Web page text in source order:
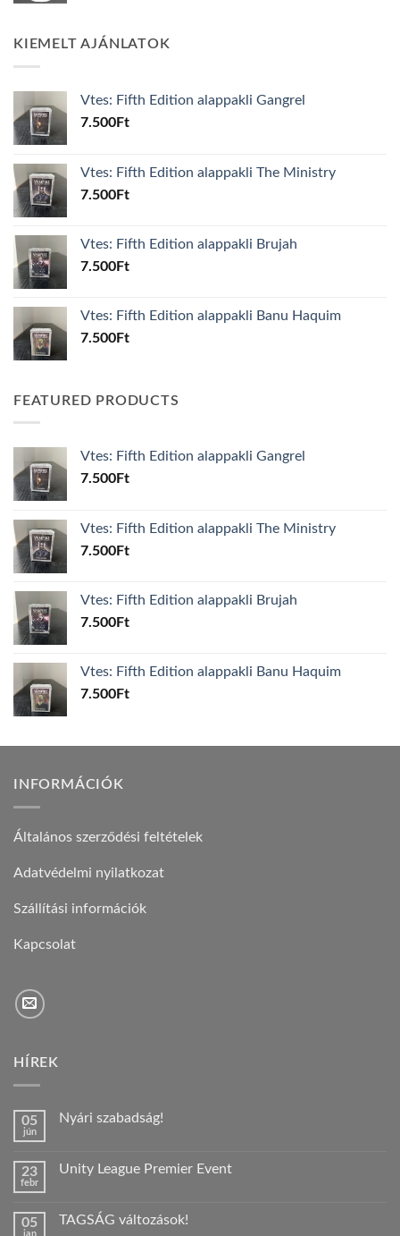
KIEMELT AJÁNLATOK
Vtes: Fifth Edition alappakli Gangrel
7.500Ft
Vtes: Fifth Edition alappakli The Ministry
7.500Ft
Vtes: Fifth Edition alappakli Brujah
7.500Ft
Vtes: Fifth Edition alappakli Banu Haquim
7.500Ft
FEATURED PRODUCTS
Vtes: Fifth Edition alappakli Gangrel
7.500Ft
Vtes: Fifth Edition alappakli The Ministry
7.500Ft
Vtes: Fifth Edition alappakli Brujah
7.500Ft
Vtes: Fifth Edition alappakli Banu Haquim
7.500Ft
INFORMÁCIÓK
Általános szerződési feltételek
Adatvédelmi nyilatkozat
Szállítási információk
Kapcsolat
HÍREK
05
jún
Nyári szabadság!
Nyári
23
febr
Unity League Premier Event
Unity
05
jan
TAGSÁG változások!